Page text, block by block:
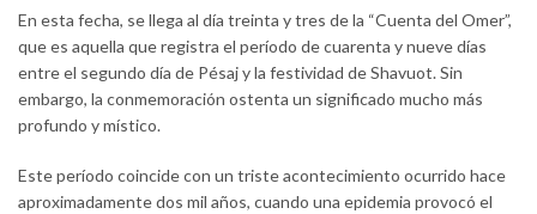
En esta fecha, se llega al día treinta y tres de la “Cuenta del Omer”,
que es aquella que registra el período de cuarenta y nueve días
entre el segundo día de Pésaj y la festividad de Shavuot. Sin
embargo, la conmemoración ostenta un significado mucho más
profundo y místico.
Este período coincide con un triste acontecimiento ocurrido hace
aproximadamente dos mil años, cuando una epidemia provocó el